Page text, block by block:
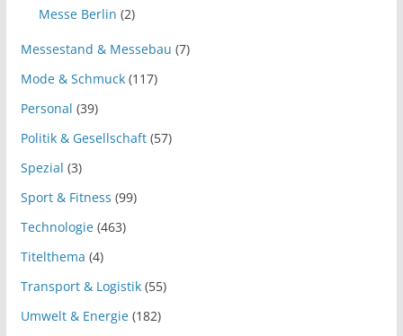
Messe Berlin (2)
Messestand & Messebau (7)
Mode & Schmuck(117)
Personal (39)
Politik & Gesellschaft(57)
Spezial (3)
Sport & Fitness (99)
Technologie(463)
Titelthema (4)
Transport & Logistik(55)
Umwelt & Energie(182)